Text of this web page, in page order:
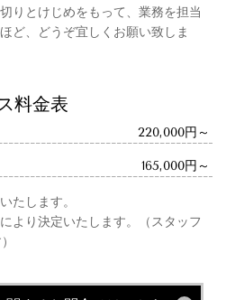
りとけじめをもって、業務を担当
ど、どうぞ宜しくお願い致しま
料金表
220,000円～
165,000円～
たします。
より決定いたします。（スタッフ